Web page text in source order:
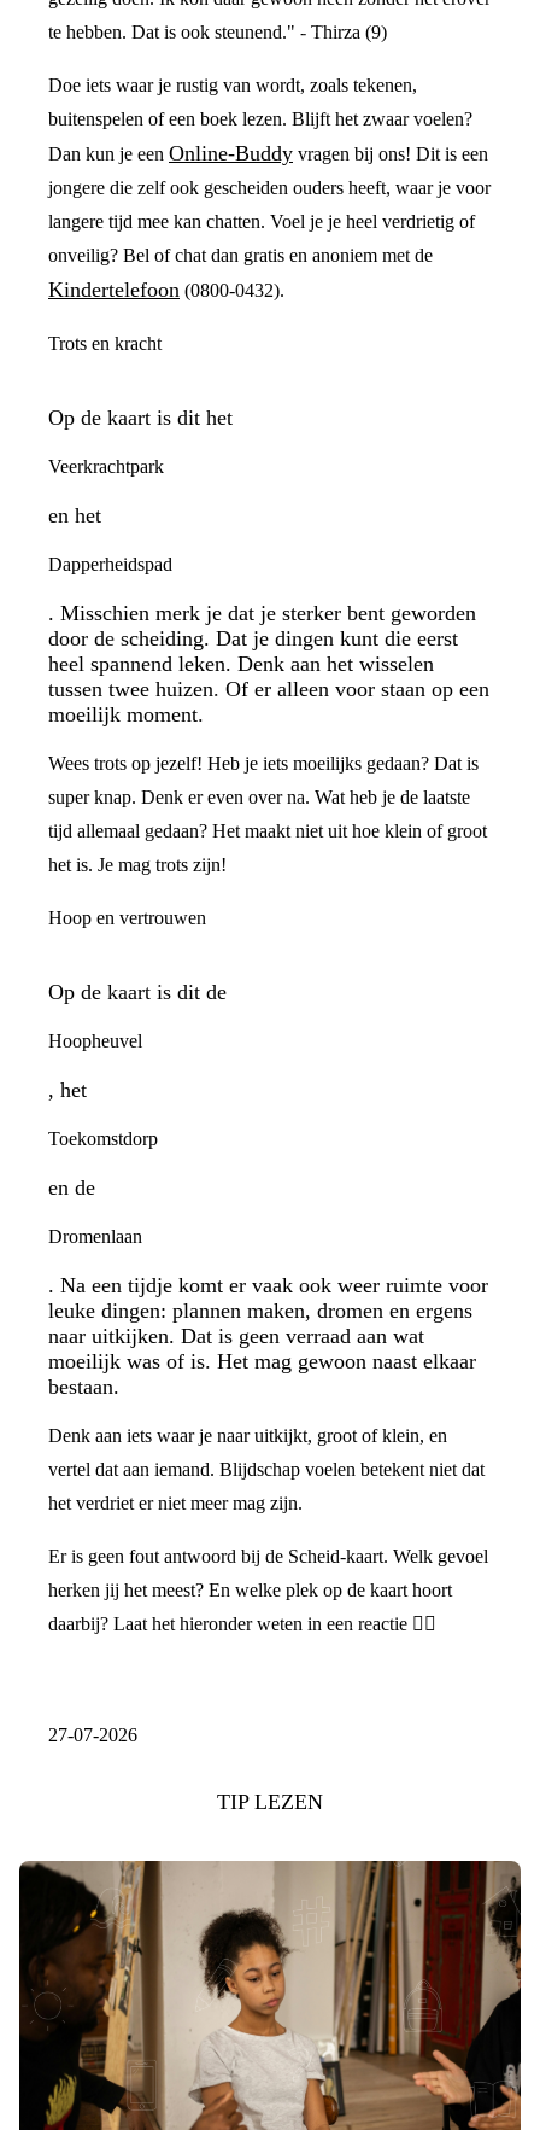
te hebben. Dat is ook steunend." - Thirza (9)
Doe iets waar je rustig van wordt, zoals tekenen,
buitenspelen of een boek lezen. Blijft het zwaar voelen?
Dan kun je een Online-Buddy vragen bij ons! Dit is een
jongere die zelf ook gescheiden ouders heeft, waar je voor
langere tijd mee kan chatten. Voel je je heel verdrietig of
onveilig? Bel of chat dan gratis en anoniem met de
Kindertelefoon (0800-0432).
Trots en kracht
Op de kaart is dit het
Veerkrachtpark
en het
Dapperheidspad
. Misschien merk je dat je sterker bent geworden
door de scheiding. Dat je dingen kunt die eerst
heel spannend leken. Denk aan het wisselen
tussen twee huizen. Of er alleen voor staan op een
moeilijk moment.
Wees trots op jezelf! Heb je iets moeilijks gedaan? Dat is
super knap. Denk er even over na. Wat heb je de laatste
tijd allemaal gedaan? Het maakt niet uit hoe klein of groot
het is. Je mag trots zijn!
Hoop en vertrouwen
Op de kaart is dit de
Hoopheuvel
, het
Toekomstdorp
en de
Dromenlaan
. Na een tijdje komt er vaak ook weer ruimte voor
leuke dingen: plannen maken, dromen en ergens
naar uitkijken. Dat is geen verraad aan wat
moeilijk was of is. Het mag gewoon naast elkaar
bestaan.
Denk aan iets waar je naar uitkijkt, groot of klein, en
vertel dat aan iemand. Blijdschap voelen betekent niet dat
het verdriet er niet meer mag zijn.
Er is geen fout antwoord bij de Scheid-kaart. Welk gevoel
herken jij het meest? En welke plek op de kaart hoort
daarbij? Laat het hieronder weten in een reactie 👇🏼
27-07-2026
TIP LEZEN